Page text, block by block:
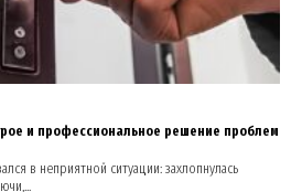
и профессиональное решение проблем
в неприятной ситуации: захлопнулась